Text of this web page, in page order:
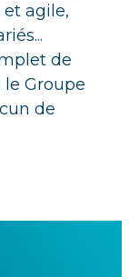
agile,
de
Groupe
de